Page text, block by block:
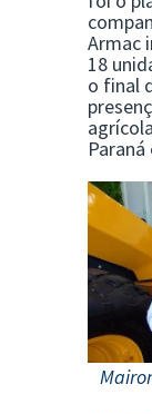
Armac
18
o final